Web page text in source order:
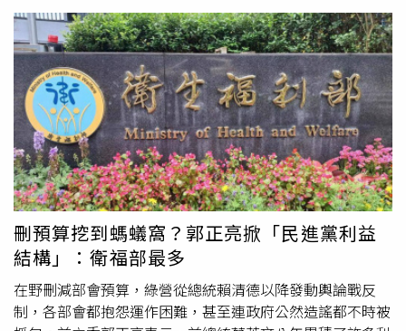
預算、大罷免互信早已薄弱的此刻，恐怕政院連遊說在野黨
都非常困難，在野黨團也等著看行政院的草案版本是怎麼樣
的一回事。
去國小重讀；總預算審完要總統公告才生效，所以現在動用
的預算還是「沿用去年相同計畫的預算額度」。他提出質
疑，「立法院預算書都還沒整理完送出，砍都沒砍行政院哪
裡沒錢？真的沒預算也可以動用預備金支應，根據預算法第
22條『法定經費或經立法院同意者』就可以使用，是不是拉
不下臉去問立法院？台北市政府有免費手語翻譯，只要是在
台北市的政府機關都可以申請，是不是不好意思跟蔣萬安打
通電話？科技日新月異，現在已經可以用AI生成字幕，而行
政院公務員這麼多，有時間做造謠圖卡，沒時間打字？現在
是清朝要用飛鴿傳書嗎？」粉專《政客爽》指出，破解賴政
府目前裝窮故意不請手語翻譯欺負弱勢族群的話術，目前立
法院尚未送出總預算書、總統尚未公告生效，現在所有國家
營運的錢，都是按造去年編列的計畫去正常支付。他提到，
預算法第五十四條規定，用白話文來說就是，新計畫或重大
建設，這些新的支出項目必須等到今年的預算通過後才能動
刪預算挖到螞蟻窩？郭正亮掀「民進黨利益
結構」：衛福部最多
在野刪減部會預算，綠營從總統賴清德以降發動輿論戰反
制，各部會都抱怨運作困難，甚至連政府公然造謠都不時被